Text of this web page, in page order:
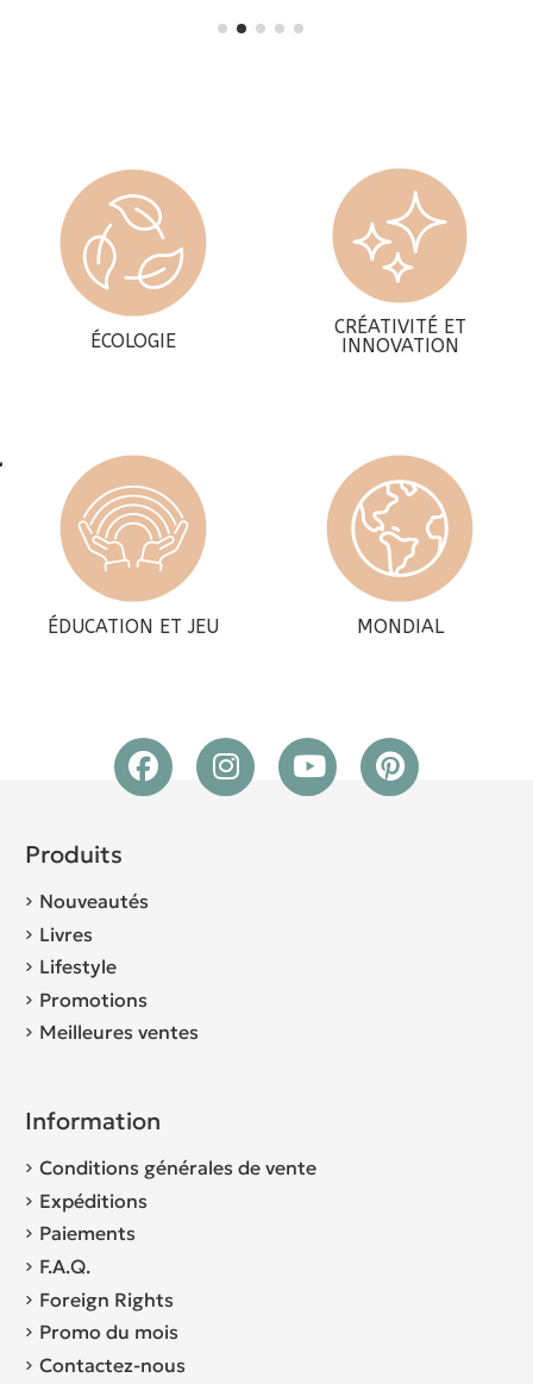
ÉCOLOGIE
CRÉATIVITÉ ET
INNOVATION
ÉDUCATION ET JEU MONDIAL
Produits
Nouveautés
Livres
Lifestyle
Promotions
Meilleures ventes
Information
Conditions générales de vente
Expéditions
Paiements
F.A.Q.
Foreign Rights
Promo du mois
Contactez-nous